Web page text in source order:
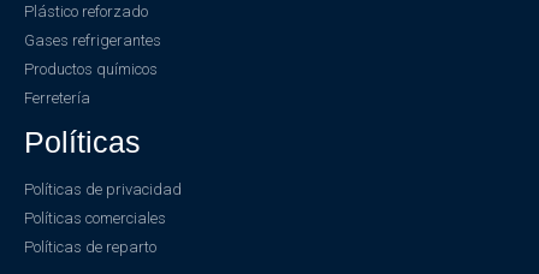
Plástico reforzado
Gases refrigerantes
Productos químicos
Ferretería
Políticas
Políticas de privacidad
Políticas comerciales
Políticas de reparto